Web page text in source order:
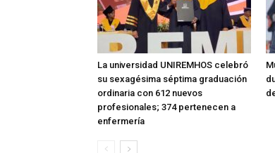
La universidad UNIREMHOS celebró
su sexagésima séptima graduación
ordinaria con 612 nuevos
profesionales; 374 pertenecen a
enfermería